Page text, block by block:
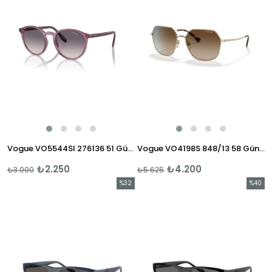
Vogue VO5544SI 276136 51 Güneş Gözlüğü
₺2.250
₺3.000
Vogue VO4198S 848/13 58 Güneş Gözlüğü
₺4.200
₺5.625
%32
%40